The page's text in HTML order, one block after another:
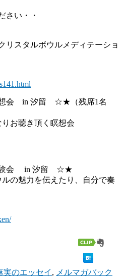
さい・・
リスタルボウルメディテーショ
会 in 汐留 ☆★（残席1名
お聴き頂く瞑想会
験会 in 汐留 ☆★
の魅力を伝えたり、自分で奏
実のエッセイ , メルマガバック